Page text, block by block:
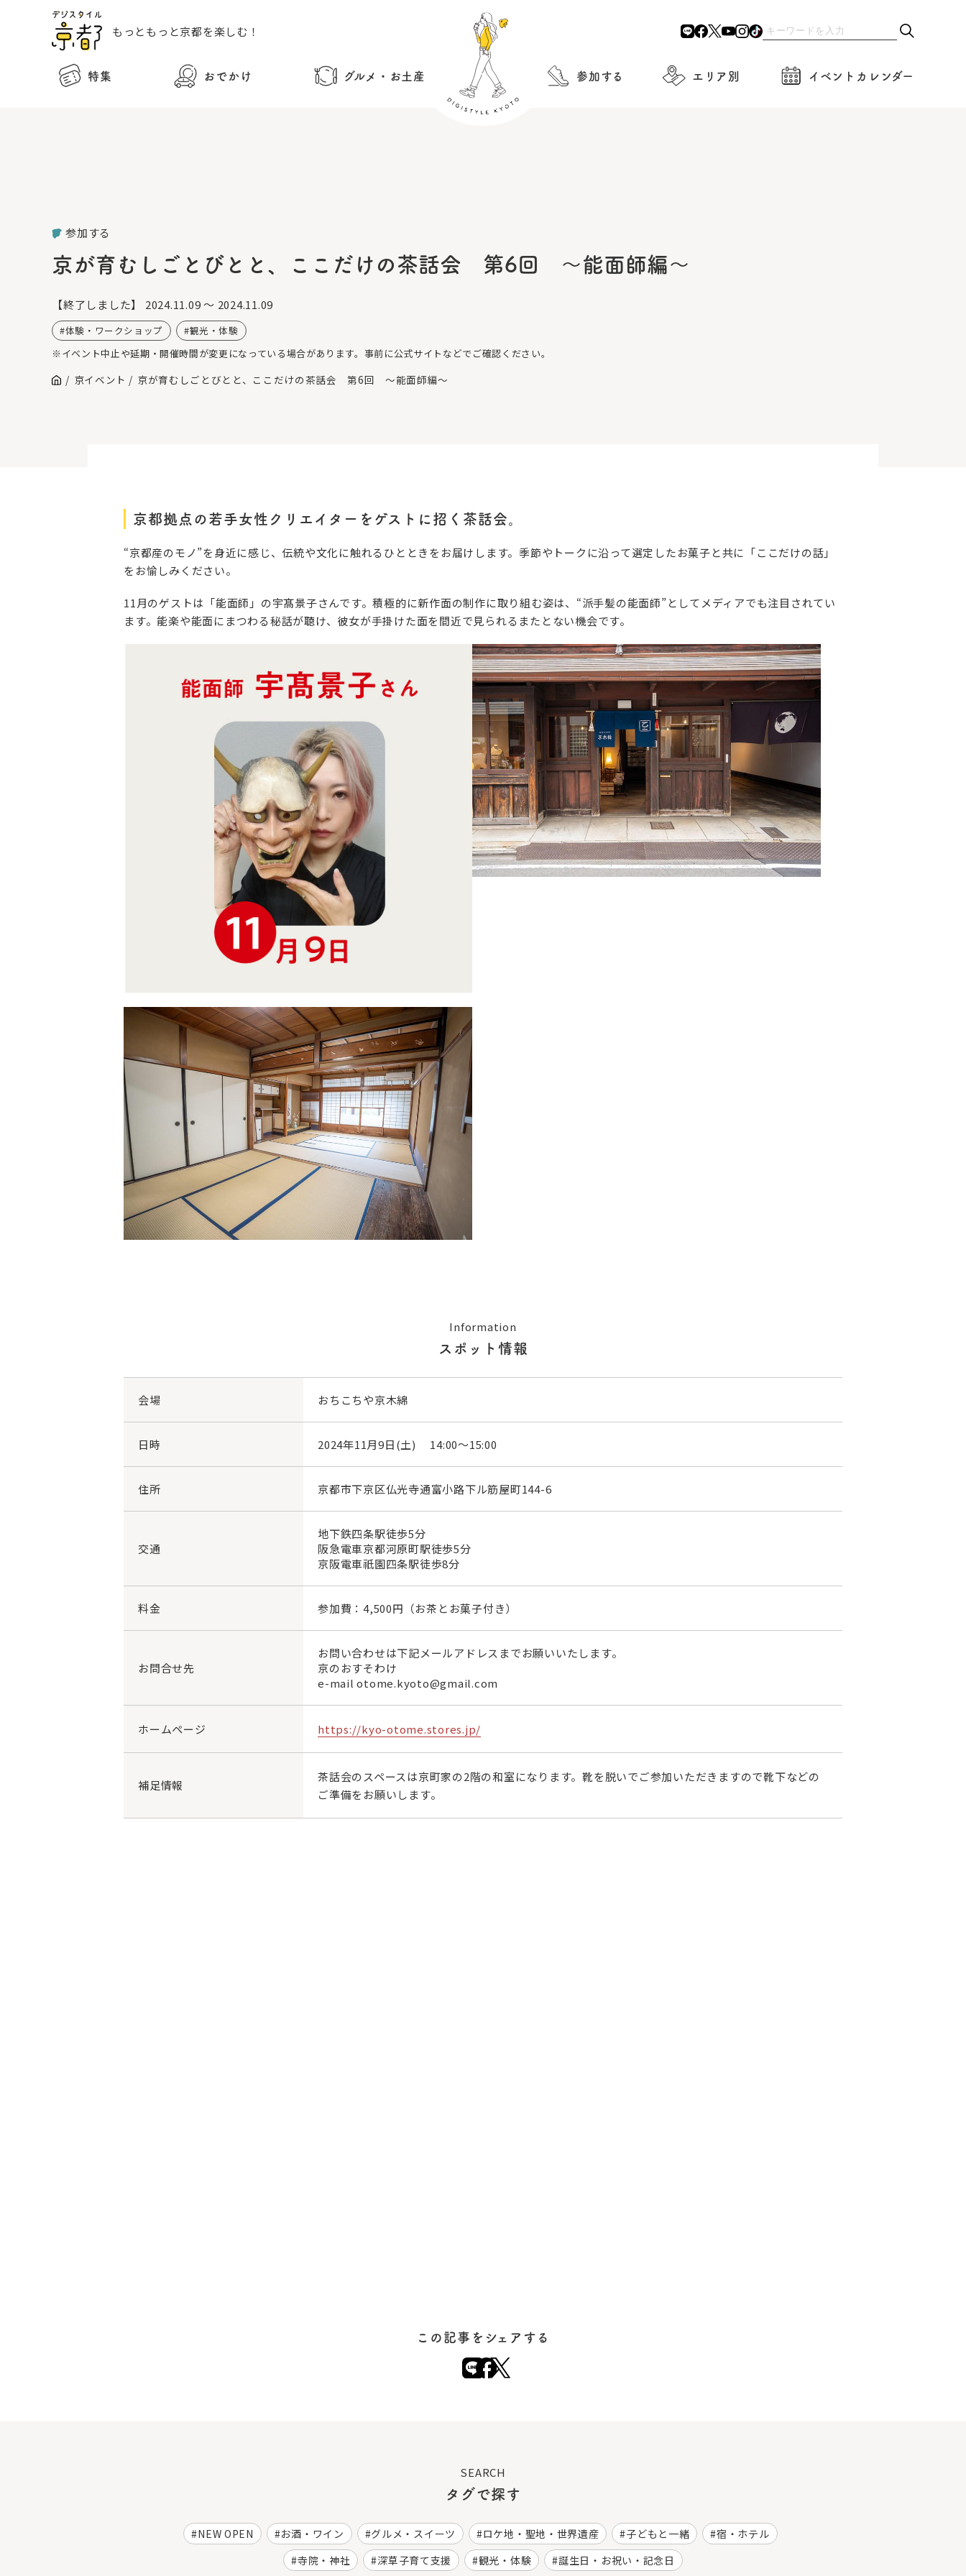
もっともっと京都を楽しむ！
特集 おでかけ グルメ・お土産 参加する エリア別 イベントカレンダー
参加する
京が育むしごとびとと、ここだけの茶話会 第6回 〜能面師編〜
【終了しました】 2024.11.09 ～ 2024.11.09
体験・ワークショップ
観光・体験
※イベント中止や延期・開催時間が変更になっている場合があります。事前に公式サイトなどでご確認ください。
京イベント 京が育むしごとびとと、ここだけの茶話会 第6回 〜能面師編〜
京都拠点の若手女性クリエイターをゲストに招く茶話会。
“京都産のモノ”を身近に感じ、伝統や文化に触れるひとときをお届けします。季節やトークに沿って選定したお菓子と共に「ここだけの話」
をお愉しみください。
11月のゲストは「能面師」の宇髙景子さんです。積極的に新作面の制作に取り組む姿は、“派手髪の能面師”としてメディアでも注目されてい
ます。能楽や能面にまつわる秘話が聴け、彼女が手掛けた面を間近で見られるまたとない機会です。
Information
スポット情報
会場 おちこちや京木綿
日時 2024年11月9日(土) 14:00～15:00
住所 京都市下京区仏光寺通富小路下ル筋屋町144-6
交通
地下鉄四条駅徒歩5分
阪急電車京都河原町駅徒歩5分
京阪電車祇園四条駅徒歩8分
料金 参加費：4,500円（お茶とお菓子付き）
お問合せ先
お問い合わせは下記メールアドレスまでお願いいたします。
京のおすそわけ
e-mail otome.kyoto@gmail.com
ホームページ https://kyo-otome.stores.jp/
補足情報
茶話会のスペースは京町家の2階の和室になります。靴を脱いでご参加いただきますので靴下などの
ご準備をお願いします。
この記事をシェアする
SEARCH
タグで探す
NEW OPEN お酒・ワイン グルメ・スイーツ ロケ地・聖地・世界遺産 子どもと一緒
宿・ホテル
寺院・神社
深草子育て支援 観光・体験 誕生日・お祝い・記念日